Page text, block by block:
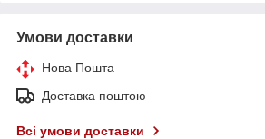
Умови доставки
Нова Пошта
Доставка поштою
Всі умови доставки